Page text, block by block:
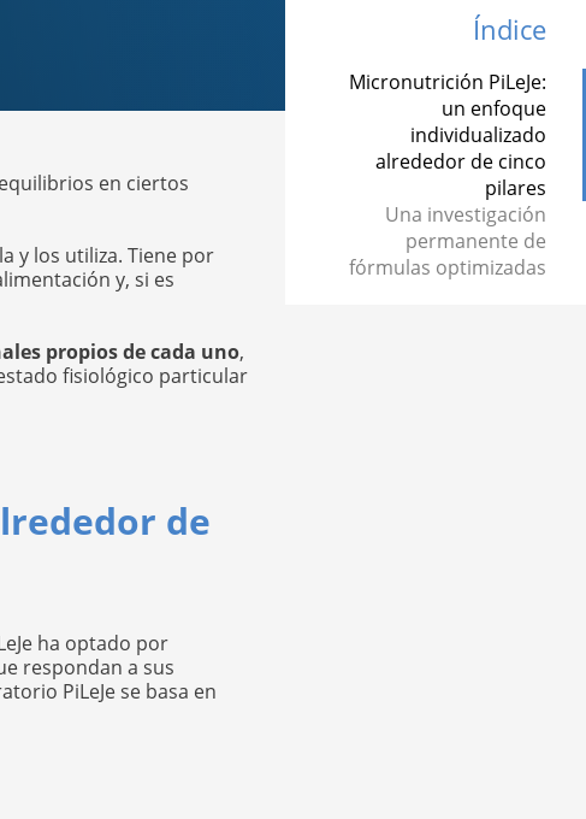
Índice
Micronutrición PiLeJe:
un enfoque
individualizado
alrededor de cinco
pilares
Una investigación
permanente de
fórmulas optimizadas
en ciertos
y los utiliza. Tiene por
y, si es
propios de cada uno,
fisiológico particular
de
ha optado por
respondan a sus
PiLeJe se basa en